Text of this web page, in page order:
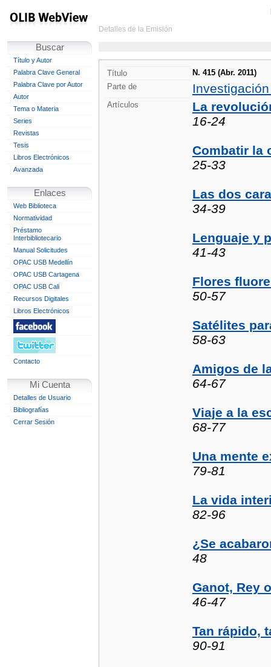
Buscar
Título y Autor
Palabra Clave General
Palabra Clave por Autor
Autor
Tema o Materia
Series
Revistas
Tesis
Libros Electrónicos
Avanzada
Enlaces
Web Biblioteca
Normatividad
Préstamo
Interbibliotecario
Manual Solicitudes
OPAC USB Medellín
OPAC USB Cartagena
OPAC USB Cali
Recursos Digitales
Libros Electrónicos
Contacto
Mi Cuenta
Detalles de Usuario
Bibliografías
Cerrar Sesión
Detalles de la Emisión
Título
N. 415 (Abr. 2011)
Parte de
Artículos
La
16-24
Combatir la
25-33
Las dos
34-39
Lenguaje y
41-43
Flores
50-57
Satélites
58-63
Amigos de
64-67
Viaje a la
68-77
Una mente
79-81
La vida
82-96
¿Se
48
Ganot, Rey
46-47
Tan rápido,
90-91